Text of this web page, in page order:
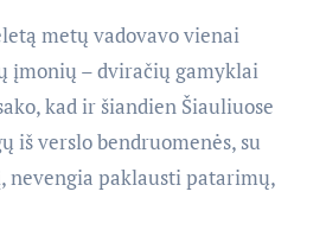
metų vadovavo vienai
įmonių – dviračių gamyklai
kad ir šiandien Šiauliuose
iš verslo bendruomenės, su
nevengia paklausti patarimų,